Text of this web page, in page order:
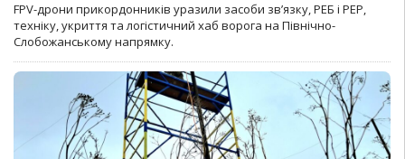
FPV-дрони прикордонників уразили засоби зв’язку, РЕБ і РЕР,
техніку, укриття та логістичний хаб ворога на Північно-
Слобожанському напрямку.